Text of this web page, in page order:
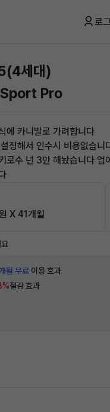
로
세대)
Pro
에 카니발로 가려합니다
정해서 인수시 비용없습니
로수 년 3만 해놨습니다 업
X 41개월
월 무료 이용 효과
절감 효과